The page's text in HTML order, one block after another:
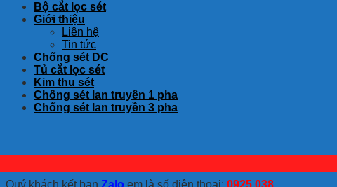
Bộ cắt lọc sét
Giới thiệu
Liên hệ
Tin tức
Chống sét DC
Tủ cắt lọc sét
Kim thu sét
Chống sét lan truyền 1 pha
Chống sét lan truyền 3 pha